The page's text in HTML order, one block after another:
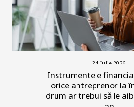
24 Iulie 2026
Instrumentele
orice antreprenor la
drum ar trebui să le